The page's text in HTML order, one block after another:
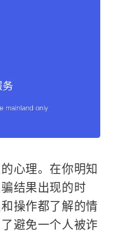
心理。在你明知
结果出现的时
操作都了解的情
避免一个人被诈